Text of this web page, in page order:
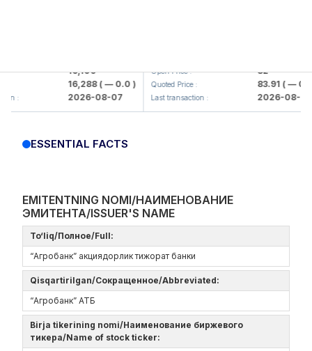
16,100
16,288( — 0.0 )
2026-08-07
Open Price : 82
Quoted Price : ( — 0.0 )
Last transaction : 2026-08-07
ESSENTIAL FACTS
EMITENTNING NOMI/НАИМЕНОВАНИЕ
ЭМИТЕНТА/ISSUER'S NAME
To‘liq/Полное/Full:
“Агробанк” акциядорлик тижорат банки
Qisqartirilgan/Сокращенное/Abbreviated:
“Агробанк” АТБ
Birja tikerining nomi/Наименование биржевого
тикера/Name of stock ticker: